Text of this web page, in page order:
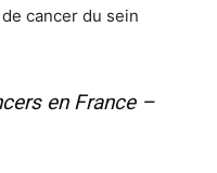
cancer du sein
en France –